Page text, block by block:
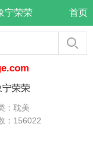
宁荣荣 首页
宁荣荣
：耽美
：156022